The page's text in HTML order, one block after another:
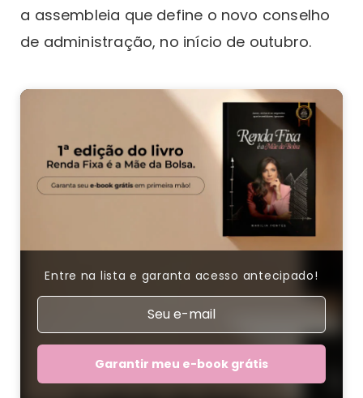
a assembleia que define o novo conselho
de administração, no início de outubro.
Entre na lista e garanta acesso antecipado!
Garantir meu e-book grátis